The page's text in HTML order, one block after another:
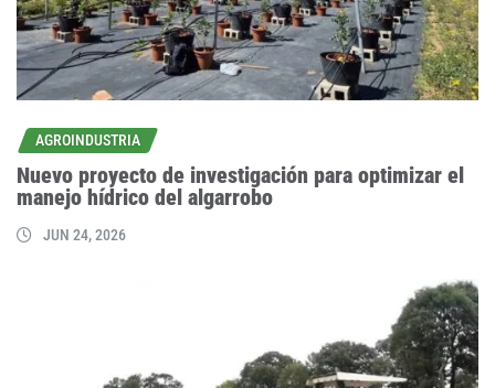
AGROINDUSTRIA
Nuevo proyecto de investigación para optimizar el
manejo hídrico del algarrobo
JUN 24, 2026